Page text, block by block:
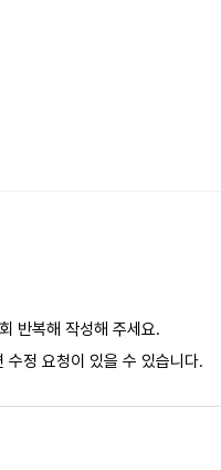
반복해 작성해 주세요.
수정 요청이 있을 수 있습니다.